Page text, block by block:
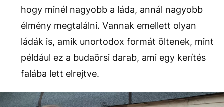
hogy minél nagyobb a láda, annál nagyobb
élmény megtalálni. Vannak emellett olyan
ládák is, amik unortodox formát öltenek, mint
például ez a budaörsi darab, ami egy kerítés
falába lett elrejtve.